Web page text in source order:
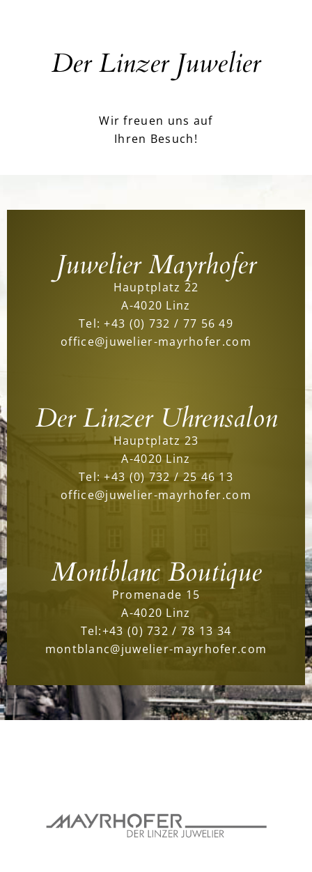
Der Linzer Juwelier
Wir freuen uns auf
Ihren Besuch!
Juwelier Mayrhofer
Hauptplatz 22
A-4020 Linz
Tel:+43 (0) 732 / 77 56 49
office@juwelier-mayrhofer.com
Der Linzer Uhrensalon
Hauptplatz 23
A-4020 Linz
Tel:+43 (0) 732 / 25 46 13
office@juwelier-mayrhofer.com
Montblanc Boutique
Promenade 15
A-4020 Linz
Tel:+43 (0) 732 / 78 13 34
montblanc@juwelier-mayrhofer.com